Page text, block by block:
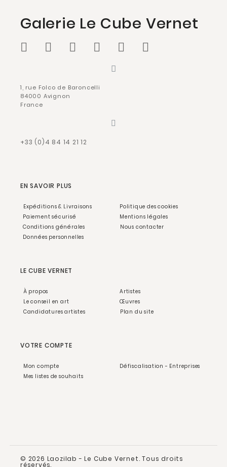
Galerie Le Cube Vernet
1, rue Folco de Baroncelli
84000 Avignon
France
+33 (0)4 84 14 21 12
EN SAVOIR PLUS
Expéditions & Livraisons
Paiement sécurisé
Conditions générales
Données personnelles
Politique des cookies
Mentions légales
Nous contacter
LE CUBE VERNET
À propos
Le conseil en art
Candidatures artistes
Artistes
Œuvres
Plan du site
VOTRE COMPTE
Mon compte
Mes listes de souhaits
Défiscalisation - Entreprises
© 2026 Laozilab - Le Cube Vernet. Tous droits
réservés.